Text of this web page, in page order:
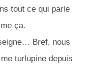
tout ce qui parle
ça.
Bref, nous
turlupine depuis